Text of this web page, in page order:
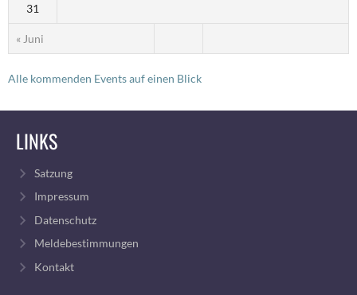
« Juni
31
Alle kommenden Events auf einen Blick
LINKS
Satzung
Impressum
Datenschutz
Meldebestimmungen
Kontakt